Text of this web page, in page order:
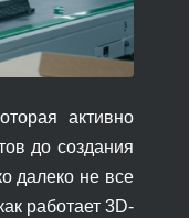
активно
до создания
далеко не все
работает 3D-